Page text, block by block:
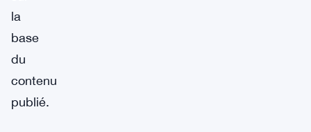
la
base
du
contenu
publié.